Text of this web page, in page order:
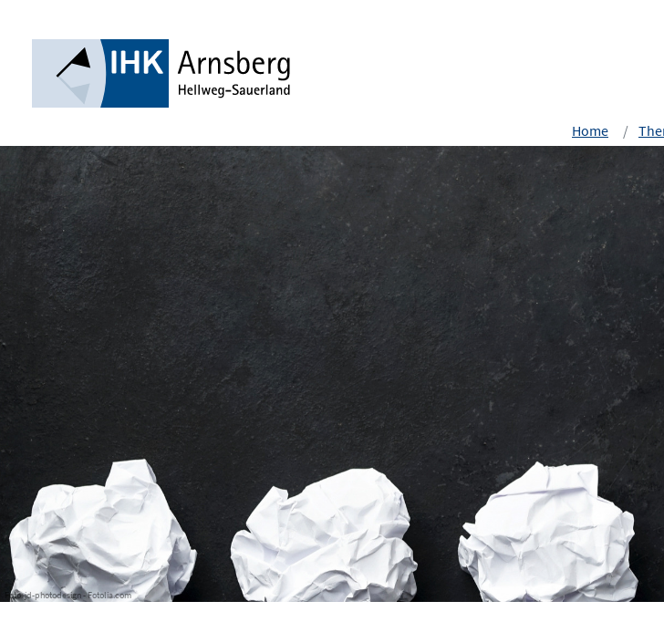
Home
Foto: jd-photodesign - Fotolia.com